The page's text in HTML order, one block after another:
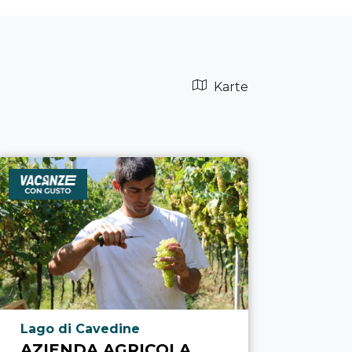
Karte
aria.poi_location_prefix
Lago di Cavedine